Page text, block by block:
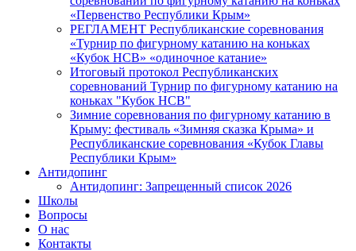
«Первенство Республики Крым»
РЕГЛАМЕНТ Республиканские соревнования
«Турнир по фигурному катанию на коньках
«Кубок НСВ» «одиночное катание»
Итоговый протокол Республиканских
соревнований Турнир по фигурному катанию на
коньках "Кубок НСВ"
Зимние соревнования по фигурному катанию в
Крыму: фестиваль «Зимняя сказка Крыма» и
Республиканские соревнования «Кубок Главы
Республики Крым»
Антидопинг
Антидопинг: Запрещенный список 2026
Школы
Вопросы
О нас
Контакты